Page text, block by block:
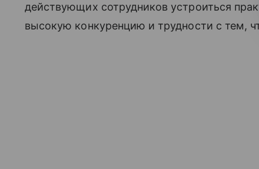
действующих сотрудников устроиться
высокую конкуренцию и трудности с тем,